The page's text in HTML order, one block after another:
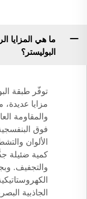
ما هي المزايا
البوليستر؟
توفّر طبقة
مزايا عديدة،
والمقاومة
فوق
الألوان
كمية ضئيلة
والتجفيف.
الجاذبية